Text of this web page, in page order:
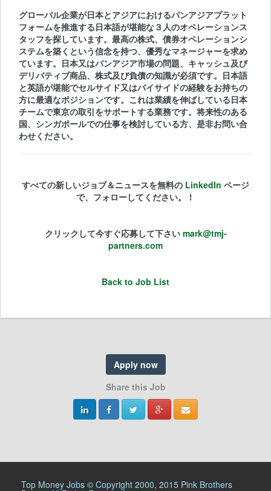
グローバル企業が日本とアジアにおけるパンアジアプラット
フォームを推進する日本語が堪能な３人のオペレーションス
タッフを探しています。最高の株式、債券オペレーションシ
ステムを築くという信念を持つ、優秀なマネージャーを求め
ています。日本又はパンアジア市場の問題、キャッシュ及び
デリバティブ商品、株式及び負債の知識が必須です。日本語
と英語が堪能でセルサイド又はバイサイドの経験をお持ちの
方に最適なポジションです。これは業績を伸ばしている日本
チームで東京の取引をサポートする業務です。将来性のある
国、シンガポールでの仕事を検討している方、是非お問い合
わせください。
すべての新しいジョブ＆ニュースを無料の LinkedIn ページ
で、フォローしてください。！
クリックして今すぐ応募して下さい mark@tmj-
partners.com
Back to Job List
Apply now
Share this Job
Top Money Jobs © Copyright 2000, 2015 Pink Brothers